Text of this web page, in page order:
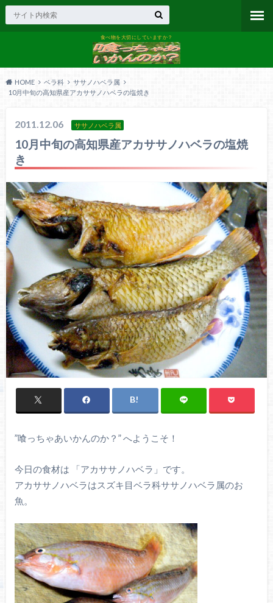
食べ物を大切にしていますか？
HOME ベラ科
ササノハベラ属
10月中旬の高知県産アカササノハベラの塩焼き
2011.12.06 ササノハベラ属
10月中旬の高知県産アカササノハベラの塩焼
き
”喰っちゃあいかんのか？” へようこそ！
今日の食材は 「アカササノハベラ」です。
アカササノハベラはスズキ目ベラ科ササノハベラ属のお
魚。